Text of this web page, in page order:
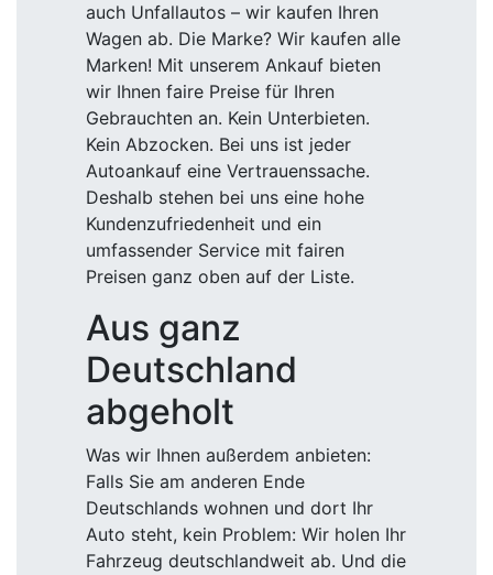
auch Unfallautos – wir kaufen Ihren
Wagen ab. Die Marke? Wir kaufen alle
Marken! Mit unserem Ankauf bieten
wir Ihnen faire Preise für Ihren
Gebrauchten an. Kein Unterbieten.
Kein Abzocken. Bei uns ist jeder
Autoankauf eine Vertrauenssache.
Deshalb stehen bei uns eine hohe
Kundenzufriedenheit und ein
umfassender Service mit fairen
Preisen ganz oben auf der Liste.
Aus ganz
Deutschland
abgeholt
Was wir Ihnen außerdem anbieten:
Falls Sie am anderen Ende
Deutschlands wohnen und dort Ihr
Auto steht, kein Problem: Wir holen Ihr
Fahrzeug deutschlandweit ab. Und die